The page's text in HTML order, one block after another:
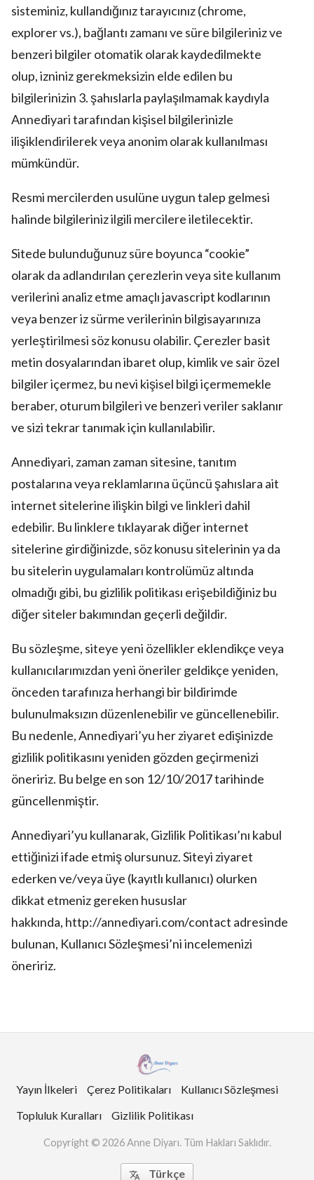
sisteminiz, kullandığınız tarayıcınız (chrome,
explorer vs.), bağlantı zamanı ve süre bilgileriniz ve
benzeri bilgiler otomatik olarak kaydedilmekte
olup, izniniz gerekmeksizin elde edilen bu
bilgilerinizin 3. şahıslarla paylaşılmamak kaydıyla
Annediyari tarafından kişisel bilgilerinizle
ilişiklendirilerek veya anonim olarak kullanılması
mümkündür.
Resmi mercilerden usulüne uygun talep gelmesi
halinde bilgileriniz ilgili mercilere iletilecektir.
Sitede bulunduğunuz süre boyunca “cookie”
olarak da adlandırılan çerezlerin veya site kullanım
verilerini analiz etme amaçlı javascript kodlarının
veya benzer iz sürme verilerinin bilgisayarınıza
yerleştirilmesi söz konusu olabilir. Çerezler basit
metin dosyalarından ibaret olup, kimlik ve sair özel
bilgiler içermez, bu nevi kişisel bilgi içermemekle
beraber, oturum bilgileri ve benzeri veriler saklanır
ve sizi tekrar tanımak için kullanılabilir.
Annediyari, zaman zaman sitesine, tanıtım
postalarına veya reklamlarına üçüncü şahıslara ait
internet sitelerine ilişkin bilgi ve linkleri dahil
edebilir. Bu linklere tıklayarak diğer internet
sitelerine girdiğinizde, söz konusu sitelerinin ya da
bu sitelerin uygulamaları kontrolümüz altında
olmadığı gibi, bu gizlilik politikası erişebildiğiniz bu
diğer siteler bakımından geçerli değildir.
Bu sözleşme, siteye yeni özellikler eklendikçe veya
kullanıcılarımızdan yeni öneriler geldikçe yeniden,
önceden tarafınıza herhangi bir bildirimde
bulunulmaksızın düzenlenebilir ve güncellenebilir.
Bu nedenle, Annediyari’yu her ziyaret edişinizde
gizlilik politikasını yeniden gözden geçirmenizi
öneririz. Bu belge en son 12/10/2017 tarihinde
güncellenmiştir.
Annediyari’yu kullanarak, Gizlilik Politikası’nı kabul
ettiğinizi ifade etmiş olursunuz. Siteyi ziyaret
ederken ve/veya üye (kayıtlı kullanıcı) olurken
dikkat etmeniz gereken hususlar
hakkında, http://annediyari.com/contact adresinde
bulunan, Kullanıcı Sözleşmesi’ni incelemenizi
öneririz.
Yayın İlkeleri Çerez Politikaları
Kullanıcı Sözleşmesi
Topluluk Kuralları
Gizlilik Politikası
Copyright © 2026 Anne Diyarı. Tüm Hakları Saklıdır.
 Türkçe